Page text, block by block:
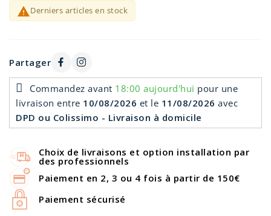
Derniers articles en stock
Partager
Commandez avant 18:00 aujourd'hui pour une
livraison entre 10/08/2026 et le 11/08/2026 avec
DPD ou Colissimo - Livraison à domicile
Choix de livraisons et option installation par
des professionnels
Paiement en 2, 3 ou 4 fois à partir de 150€
Paiement sécurisé